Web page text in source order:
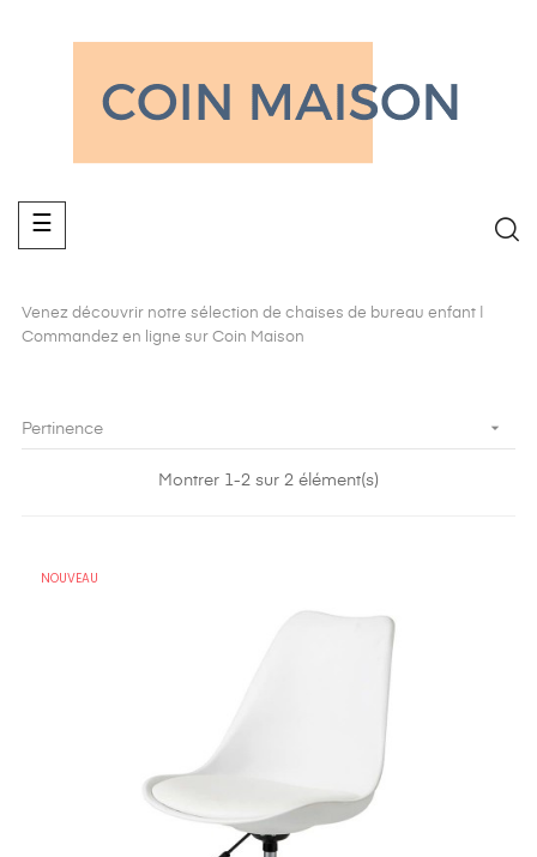
Basculer
la
☰
Venez découvrir notre sélection de chaises de bureau enfant |
Commandez en ligne sur Coin Maison
Pertinence 
Montrer 1-2 sur 2 élément(s)
NOUVEAU